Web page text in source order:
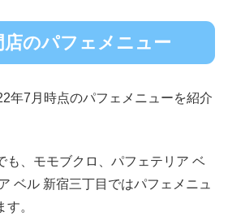
のパフェメニュー
年7月時点のパフェメニューを紹介
も、モモブクロ、パフェテリア ベ
ベル 新宿三丁目ではパフェメニュ
。